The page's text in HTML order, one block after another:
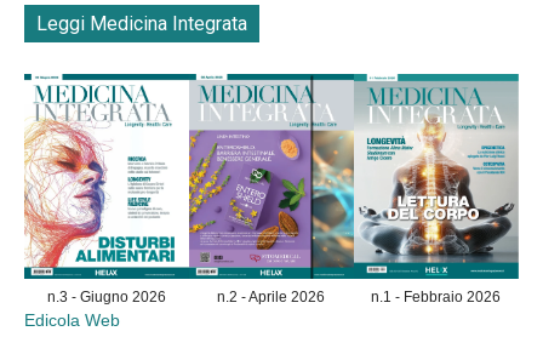
Leggi Medicina Integrata
n.3 - Giugno 2026 n.2 - Aprile 2026 n.1 - Febbraio 2026
Edicola Web